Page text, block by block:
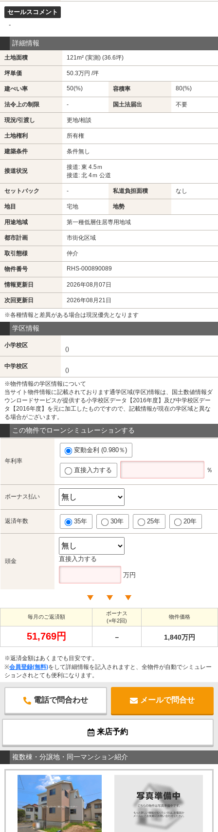
セールスコメント
-
詳細情報
土地面積 121m² (実測) (36.6坪)
坪単価 50.3万円 /坪
建ぺい率 50(%) 容積率 80(%)
法令上の制限 - 国土法届出 不要
現況/引渡し 更地/相談
土地権利 所有権
建築条件 条件無し
接道状況
接道: 東 4.5ｍ
接道: 北 4ｍ 公道
セットバック - 私道負担面積 なし
地目 宅地 地勢
用途地域 第一種低層住居専用地域
都市計画 市街化区域
取引態様 仲介
物件番号 RHS-000890089
情報更新日 2026年08月07日
次回更新日 2026年08月21日
※各種情報と差異がある場合は現況優先となります
学区情報
小学校区
()
中学校区
()
※物件情報の学区情報について
当サイト物件情報に記載されております通学区域(学区)情報は、国土数値情報ダ
ウンロードサービスが提供する小学校区データ【2016年度】及び中学校区デー
タ【2016年度】を元に加工したものですので、記載情報が現在の学区域と異な
る場合がございます。
この物件でローンシミュレーションする
年利率
変動金利 (0.980％)
直接入力する ％
ボーナス払い
返済年数 35年 30年 25年 20年
頭金 直接入力する
万円
毎月のご返済額
ボーナス
(×年2回)
物件価格
51,769円 － 1,840万円
※返済金額はあくまでも目安です。
※会員登録(無料)をして詳細情報を記入されますと、全物件が自動でシミュレー
ションされとても便利になります。
電話で問合わせ メールで問合せ
来店予約
複数棟・分譲地・同一マンション紹介